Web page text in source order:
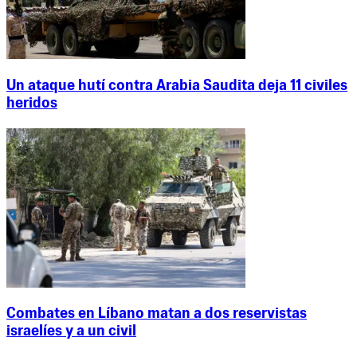
Un ataque hutí contra Arabia Saudita deja 11 civiles
heridos
Combates en Líbano matan a dos reservistas
israelíes y a un civil